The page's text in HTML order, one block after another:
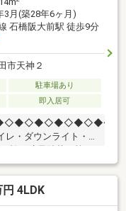
3月(築28年6ヶ月)
石橋阪大前駅 徒歩9分
市天神２
駐車場あり
即入居可
・ダウンライト・ポ
造の3階建て■収納ス
560ｍ（徒歩7分）フ
（徒歩4分）マツモ
8分）池田北豊島郵便
4LDK